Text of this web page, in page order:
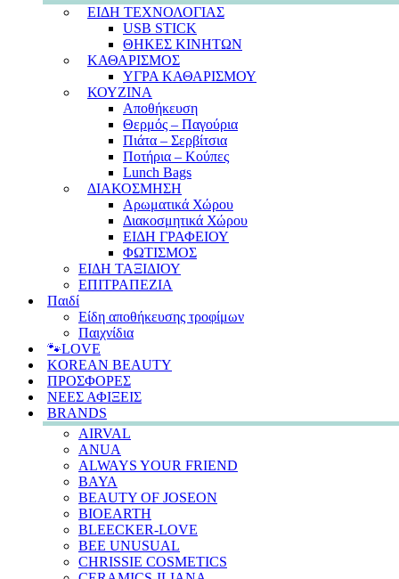
ΕΙΔΗ ΤΕΧΝΟΛΟΓΙΑΣ
USB STICK
ΘΗΚΕΣ ΚΙΝΗΤΩΝ
ΚΑΘΑΡΙΣΜΟΣ
ΥΓΡΑ ΚΑΘΑΡΙΣΜΟΥ
ΚΟΥΖΙΝΑ
Αποθήκευση
Θερμός – Παγούρια
Πιάτα – Σερβίτσια
Ποτήρια – Κούπες
Lunch Bags
ΔΙΑΚΟΣΜΗΣΗ
Αρωματικά Χώρου
Διακοσμητικά Χώρου
ΕΙΔΗ ΓΡΑΦΕΙΟΥ
ΦΩΤΙΣΜΟΣ
ΕΙΔΗ ΤΑΞΙΔΙΟΥ
ΕΠΙΤΡΑΠΕΖΙΑ
Παιδί
Είδη αποθήκευσης τροφίμων
Παιχνίδια
🐾LOVE
KOREAN BEAUTY
ΠΡΟΣΦΟΡΕΣ
ΝΕΕΣ ΑΦΙΞΕΙΣ
BRANDS
AIRVAL
ANUA
ALWAYS YOUR FRIEND
BAYA
BEAUTY OF JOSEON
BIOEARTH
BLEECKER-LOVE
BEE UNUSUAL
CHRISSIE COSMETICS